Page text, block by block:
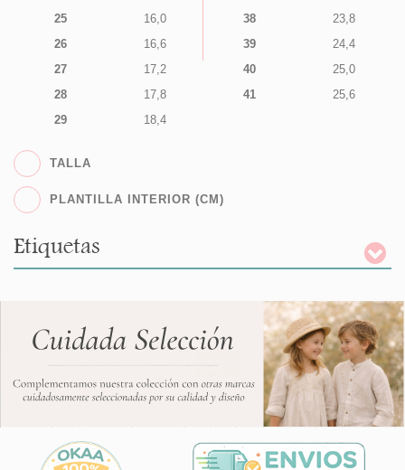
25
16,0
26
16,6
27
17,2
28
17,8
29
18,4
38
23,8
39
24,4
40
25,0
41
25,6
TALLA
PLANTILLA INTERIOR (CM)
Etiquetas